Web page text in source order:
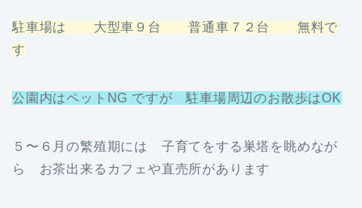
駐車場は 大型車９台 普通車７２台 無料で
す
公園内はペットNG ですが 駐車場周辺のお散歩はOK
５〜６月の繁殖期には 子育てをする巣塔を眺めなが
ら お茶出来るカフェや直売所があります